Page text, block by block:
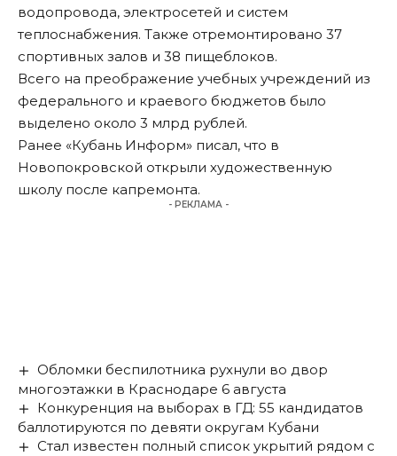
водопровода, электросетей и систем
теплоснабжения. Также отремонтировано 37
спортивных залов и 38 пищеблоков.
Всего на преображение учебных учреждений из
федерального и краевого бюджетов было
выделено около 3 млрд рублей.
Ранее «Кубань Информ» писал, что в
Новопокровской открыли художественную
школу после капремонта.
- РЕКЛАМА -
Обломки беспилотника рухнули во двор
многоэтажки в Краснодаре 6 августа
Конкуренция на выборах в ГД: 55 кандидатов
баллотируются по девяти округам Кубани
Стал известен полный список укрытий рядом с